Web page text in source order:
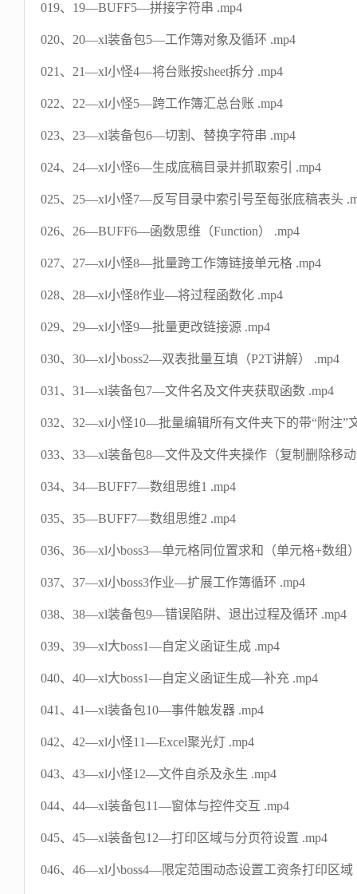
019、19—BUFF5—拼接字符串 .mp4
020、20—xl装备包5—工作簿对象及循环 .mp4
021、21—xl小怪4—将台账按sheet拆分 .mp4
022、22—xl小怪5—跨工作簿汇总台账 .mp4
023、23—xl装备包6—切割、替换字符串 .mp4
024、24—xl小怪6—生成底稿目录并抓取索引 .mp4
025、25—xl小怪7—反写目录中索引号至每张底稿表头
026、26—BUFF6—函数思维（Function） .mp4
027、27—xl小怪8—批量跨工作簿链接单元格 .mp4
028、28—xl小怪8作业—将过程函数化 .mp4
029、29—xl小怪9—批量更改链接源 .mp4
030、30—xl小boss2—双表批量互填（P2T讲解） .mp4
031、31—xl装备包7—文件名及文件夹获取函数 .mp4
032、32—xl小怪10—批量编辑所有文件夹下的带“附注”
033、33—xl装备包8—文件及文件夹操作（复制删除移动
034、34—BUFF7—数组思维1 .mp4
035、35—BUFF7—数组思维2 .mp4
036、36—xl小boss3—单元格同位置求和（单元格+数组）
037、37—xl小boss3作业—扩展工作簿循环 .mp4
038、38—xl装备包9—错误陷阱、退出过程及循环 .mp4
039、39—xl大boss1—自定义函证生成 .mp4
040、40—xl大boss1—自定义函证生成—补充 .mp4
041、41—xl装备包10—事件触发器 .mp4
042、42—xl小怪11—Excel聚光灯 .mp4
043、43—xl小怪12—文件自杀及永生 .mp4
044、44—xl装备包11—窗体与控件交互 .mp4
045、45—xl装备包12—打印区域与分页符设置 .mp4
046、46—xl小boss4—限定范围动态设置工资条打印区域